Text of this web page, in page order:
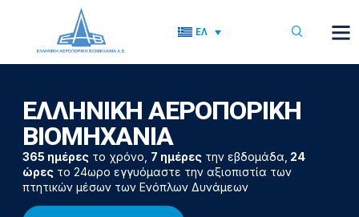
ΕΛ
ΕΛΛΗΝΙΚΗ ΑΕΡΟΠΟΡΙΚΗ
ΒΙΟΜΗΧΑΝΙΑ
365 ημέρες το χρόνο, 7 ημέρες την εβδομάδα, 24
ώρες το 24ωρο εγγυόμαστε την αξιοπιστία των
πτητικών μέσων των Ενόπλων Δυνάμεων